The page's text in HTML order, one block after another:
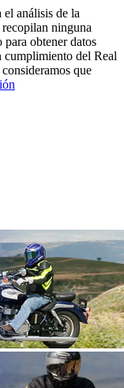
análisis de la
ninguna
obtener datos
cumplimiento del Real
que